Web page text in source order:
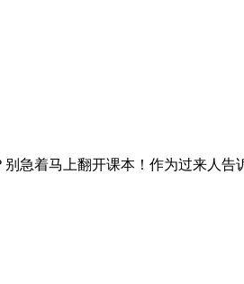
急着马上翻开课本！作为过来人